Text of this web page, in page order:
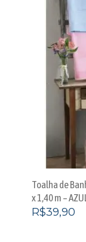
Toalha de
x 1,40 m –
R$39,90